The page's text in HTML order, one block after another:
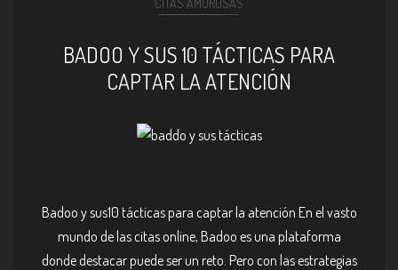
CITAS AMOROSAS
BADOO Y SUS 10 TÁCTICAS PARA
CAPTAR LA ATENCIÓN
Badoo y sus10 tácticas para captar la atención En el vasto
mundo de las citas online, Badoo es una plataforma
donde destacar puede ser un reto. Pero con las estrategias